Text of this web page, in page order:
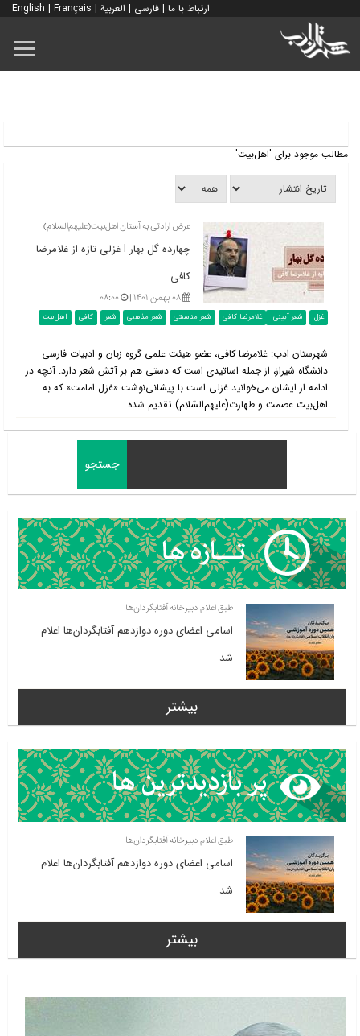
ارتباط با ما | فارسی | العربية |
English | Français
مطالب موجود برای 'اهل‌بیت'
عرض ارادتی به آستان اهل‌بیت(علیهم‌السلام)
چهارده گل بهار l غزلی تازه از غلامرضا
کافی
۰۸ بهمن ۱۴۰۱ | ۰۸:۰۰
غزل شعر آیینی غلامرضا کافی شعر مناسبتی شعر مذهبی شعر کافی اهل‌بیت
شهرستان ادب: غلامرضا کافی، عضو هیئت علمی گروه زبان و ادبیات فارسی
دانشگاه شیراز، از جمله اساتیدی است که دستی هم بر آتش شعر دارد. آنچه در
ادامه از ایشان می‌خوانید غزلی است با پیشانی‌نوشت «غزل امامت» که به
اهل‌بیت عصمت و طهارت(علیهم‌السّلام) تقدیم شده ...
طبق اعلام دبیرخانه آفتابگردان‌ها
اسامی اعضای دوره دوازدهم آفتابگردان‌ها اعلام
شد
بیشتر
طبق اعلام دبیرخانه آفتابگردان‌ها
اسامی اعضای دوره دوازدهم آفتابگردان‌ها اعلام
شد
بیشتر